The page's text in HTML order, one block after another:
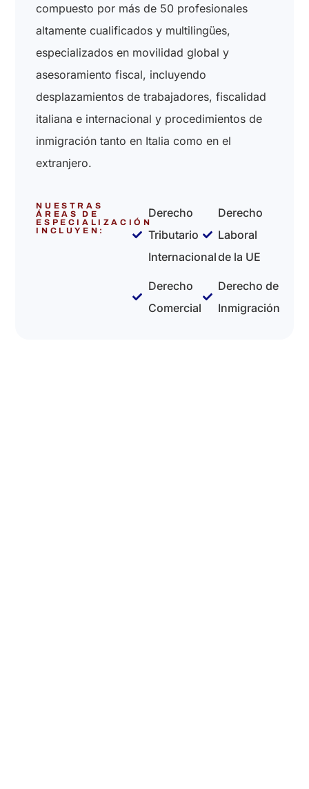
compuesto por más de 50 profesionales
altamente cualificados y multilingües,
especializados en movilidad global y
asesoramiento fiscal, incluyendo
desplazamientos de trabajadores, fiscalidad
italiana e internacional y procedimientos de
inmigración tanto en Italia como en el
extranjero.
NUESTRAS
ÁREAS DE
ESPECIALIZACIÓN
INCLUYEN:
Derecho
Tributario
Internacional
Derecho
Comercial
Derecho
Laboral
de la UE
Derecho de
Inmigración